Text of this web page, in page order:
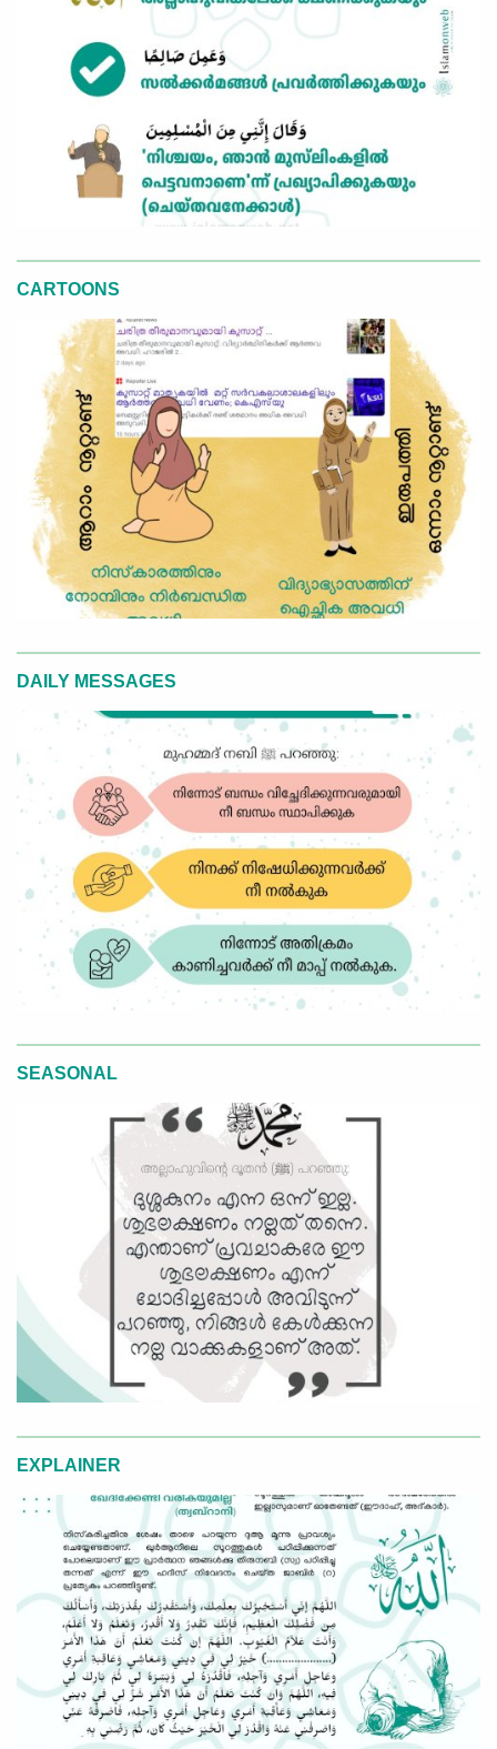
CARTOONS
DAILY MESSAGES
SEASONAL
EXPLAINER